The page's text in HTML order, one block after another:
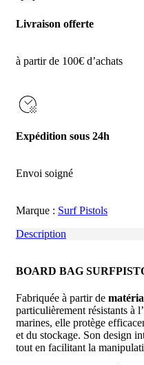
(202
54)
cm
DOWNWIND
5mm
Livraison offerte
à partir de 100€ d’achats
Expédition sous 24h
Envoi soigné
Marque : Surf Pistols
Description
BOARD BAG
Fabriquée à partir de
particulièrement résistants à
marines, elle protège
et du stockage. Son design
tout en facilitant la